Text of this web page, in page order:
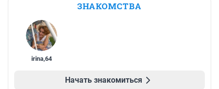
ЗНАКОМСТВА
irina,64
Начать знакомиться